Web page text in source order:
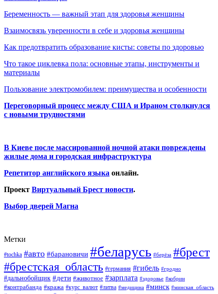
Беременность — важный этап для здоровья женщины
Взаимосвязь уверенности в себе и здоровья женщины
Как предотвратить образование кисты: советы по здоровью
Что такое циклевка пола: основные этапы, инструменты и
материалы
Пользование электромобилем: преимущества и особенности
Переговорный процесс между США и Ираном столкнулся
с новыми трудностями
В Киеве после массированной ночной атаки повреждены
жилые дома и городская инфраструктура
Репетитор английского языка онлайн.
Проект Виртуальный Брест новости.
Выбор дверей Магна
Метки
#tochka #авто #барановичи #беларусь #берёза #брест
#брестская_область #германия #гибель #гродно
#дальнобойщик #дети #животное #зарплата #здоровье #кобрин
#контрабанда #кража #курс_валют #литва #медицина #минск #минская_область